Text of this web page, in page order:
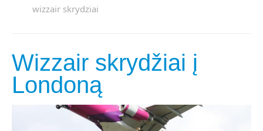
wizzair skrydziai
Wizzair skrydžiai į
Londoną